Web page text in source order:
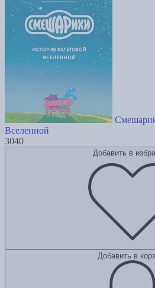
Вселенной
3040
Добавить в
Добавить в